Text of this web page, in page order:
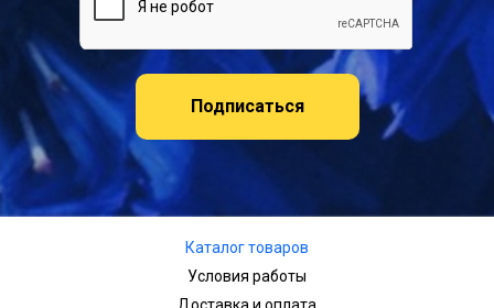
Подписаться
Каталог товаров
Условия работы